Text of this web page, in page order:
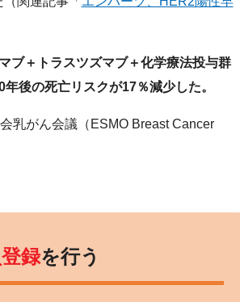
ブ＋トラスツズマブ＋化学療法投与群
後の死亡リスクが17％減少した。
乳がん会議（ESMO Breast Cancer
録を行う